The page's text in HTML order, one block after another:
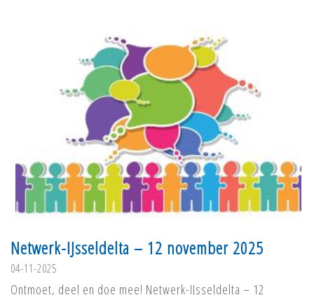
Netwerk-IJsseldelta – 12 november 2025
04-11-2025
Ontmoet, deel en doe mee! Netwerk-IJsseldelta – 12